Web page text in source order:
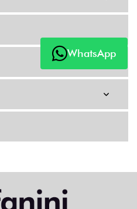
WhatsApp